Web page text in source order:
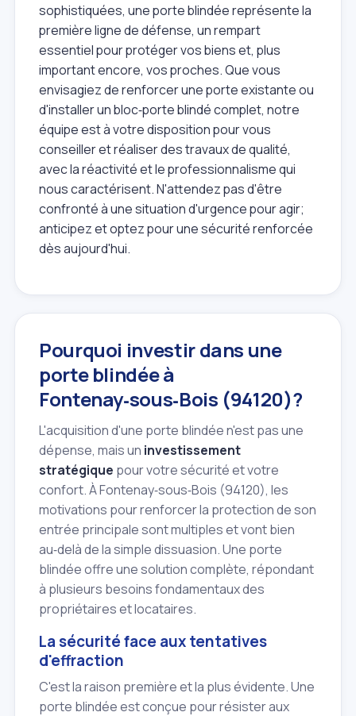
sophistiquées, une porte blindée représente la
première ligne de défense, un rempart
essentiel pour protéger vos biens et, plus
important encore, vos proches. Que vous
envisagiez de renforcer une porte existante ou
d'installer un bloc‑porte blindé complet, notre
équipe est à votre disposition pour vous
conseiller et réaliser des travaux de qualité,
avec la réactivité et le professionnalisme qui
nous caractérisent. N'attendez pas d'être
confronté à une situation d'urgence pour agir;
anticipez et optez pour une sécurité renforcée
dès aujourd'hui.
Pourquoi investir dans une
porte blindée à
Fontenay‑sous‑Bois (94120)?
L'acquisition d'une porte blindée n'est pas une
dépense, mais un investissement
stratégique pour votre sécurité et votre
confort. À Fontenay‑sous‑Bois (94120), les
motivations pour renforcer la protection de son
entrée principale sont multiples et vont bien
au‑delà de la simple dissuasion. Une porte
blindée offre une solution complète, répondant
à plusieurs besoins fondamentaux des
propriétaires et locataires.
La sécurité face aux tentatives
d'effraction
C'est la raison première et la plus évidente. Une
porte blindée est conçue pour résister aux